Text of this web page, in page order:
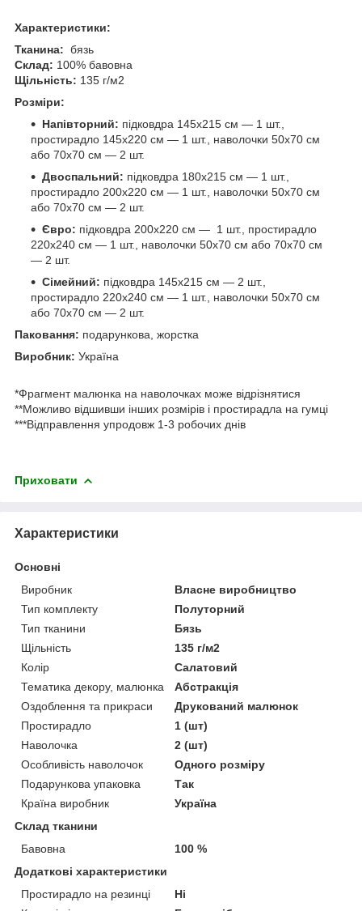
Характеристики:
Тканина: бязь
Склад: 100% бавовна
Щільність: 135 г/м2
Розміри:
Напівторний: підковдра 145х215 см — 1 шт.,
простирадло 145х220 см — 1 шт., наволочки 50х70 см
або 70х70 см — 2 шт.
Двоспальний: підковдра 180х215 см — 1 шт.,
простирадло 200х220 см — 1 шт., наволочки 50х70 см
або 70х70 см — 2 шт.
Євро: підковдра 200х220 см — 1 шт., простирадло
220х240 см — 1 шт., наволочки 50х70 см або 70х70 см
— 2 шт.
Сімейний: підковдра 145х215 см — 2 шт.,
простирадло 220х240 см — 1 шт., наволочки 50х70 см
або 70х70 см — 2 шт.
Паковання: подарункова, жорстка
Виробник: Україна
*Фрагмент малюнка на наволочках може відрізнятися
**Можливо відшивши інших розмірів і простирадла на гумці
***Відправлення упродовж 1-3 робочих днів
Приховати
Характеристики
Основні
Виробник
Власне виробництво
Тип комплекту
Полуторний
Тип тканини
Бязь
Щільність
135 г/м2
Колір
Салатовий
Тематика декору, малюнка
Абстракція
Оздоблення та прикраси
Друкований малюнок
Простирадло
1 (шт)
Наволочка
2 (шт)
Особливість наволочок
Одного розміру
Подарункова упаковка
Так
Країна виробник
Україна
Склад тканини
Бавовна
100 %
Додаткові характеристики
Простирадло на резинці
Ні